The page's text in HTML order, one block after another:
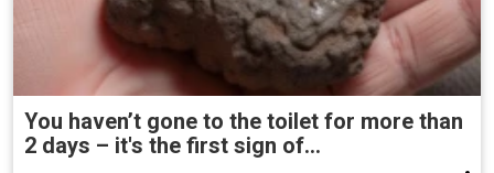
You haven’t gone to the toilet for more than
2 days – it's the first sign of...